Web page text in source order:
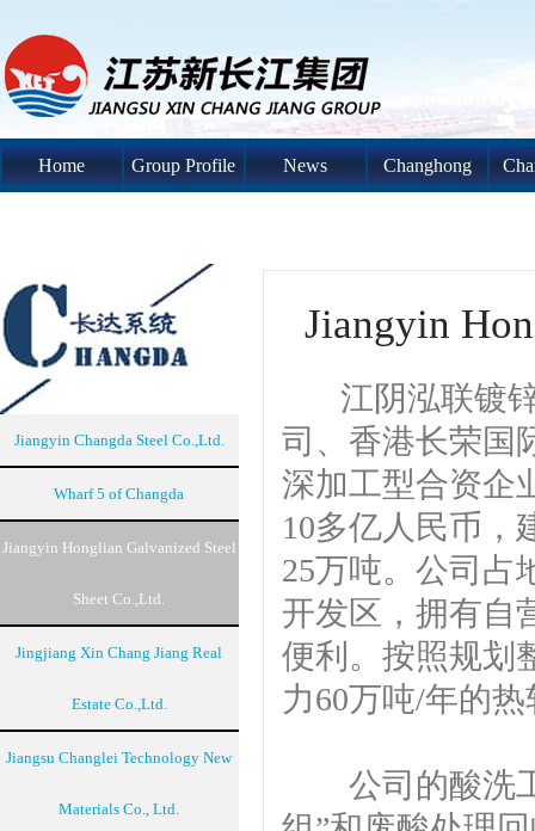
Home Group Profile News
Changhong
Jiangyin Changda Steel Co.,Ltd.
Wharf 5 of Changda
Jiangyin Honglian Galvanized Steel
Sheet Co.,Ltd.
Jingjiang Xin Chang Jiang Real
Estate Co.,Ltd.
Jiangsu Changlei Technology New
Materials Co., Ltd.​​
Jiangyin
江阴泓联镀锌
司、香港长荣国
深加工型合资企
10多亿人民币，
25万吨。公司占
开发区，拥有自
便利。按照规划
力60万吨/年的
公司的酸洗工